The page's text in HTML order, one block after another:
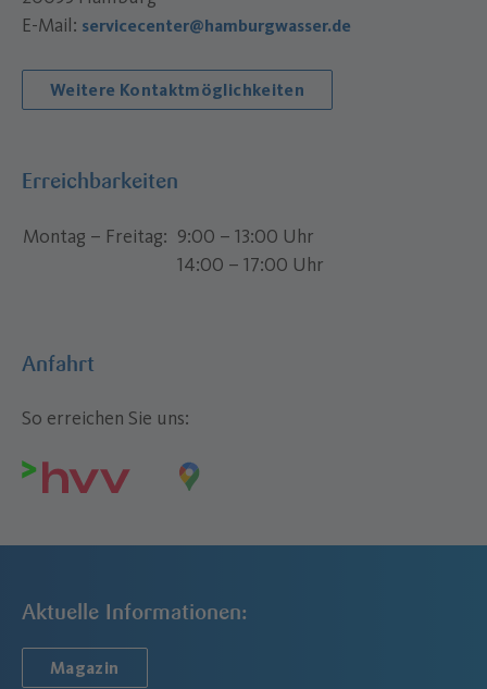
E-Mail: servicecenter@hamburgwasser.de
Weitere Kontaktmöglichkeiten
Erreichbarkeiten
Montag – Freitag
9:00 – 13:00 Uhr
14:00 – 17:00 Uhr
Anfahrt
So erreichen Sie uns:
Aktuelle Informationen:
Magazin